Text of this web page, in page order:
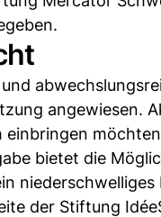
angewiesen.
einbringen
bietet die
der Stiftung